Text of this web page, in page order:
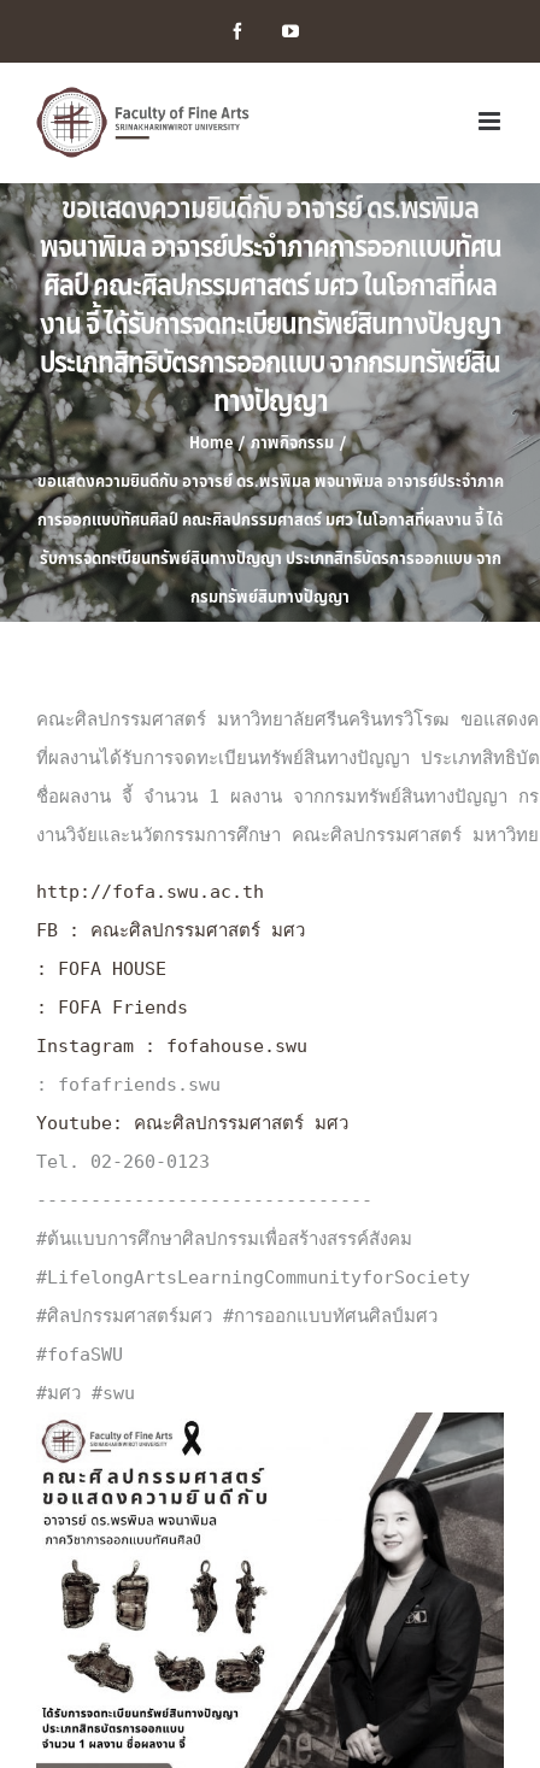
FacebookYouTube
ขอแสดงความยินดีกับ อาจารย์ ดร.พรพิมล
พจนาพิมล อาจารย์ประจำภาคการออกแบบทัศน
ศิลป์ คณะศิลปกรรมศาสตร์ มศว ในโอกาสที่ผล
งาน จี้ ได้รับการจดทะเบียนทรัพย์สินทางปัญญา
ประเภทสิทธิบัตรการออกแบบ จากกรมทรัพย์สิน
ทางปัญญา
Home / ภาพกิจกรรม /
ขอแสดงความยินดีกับ อาจารย์ ดร.พรพิมล พจนาพิมล อาจารย์ประจำภาค
การออกแบบทัศนศิลป์ คณะศิลปกรรมศาสตร์ มศว ในโอกาสที่ผลงาน จี้ ได้
รับการจดทะเบียนทรัพย์สินทางปัญญา ประเภทสิทธิบัตรการออกแบบ จาก
กรมทรัพย์สินทางปัญญา
คณะศิลปกรรมศาสตร์ มหาวิทยาลัยศรีนครินทรวิโรฒ ขอแสด
ที่ผลงานได้รับการจดทะเบียนทรัพย์สินทางปัญญา ประเภทสิทธิ
ชื่อผลงาน จี้ จำนวน 1 ผลงาน จากกรมทรัพย์สินทางปัญญา ก
งานวิจัยและนวัตกรรมการศึกษา คณะศิลปกรรมศาสตร์ มหาวิท
http://fofa.swu.ac.th
FB : คณะศิลปกรรมศาสตร์ มศว
: FOFA HOUSE
: FOFA Friends
Instagram : fofahouse.swu
Youtube: คณะศิลปกรรมศาสตร์ มศว
Tel. 02-260-0123
-------------------------------
#ต้นแบบการศึกษาศิลปกรรมเพื่อสร้างสรรค์สังคม
#LifelongArtsLearningCommunityforSociety
#ศิลปกรรมศาสตร์มศว #การออกแบบทัศนศิลป์มศว
#fofaSWU